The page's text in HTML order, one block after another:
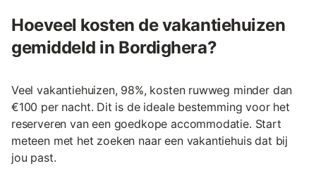
Hoeveel kosten de vakantiehuizen
gemiddeld in Bordighera?
Veel vakantiehuizen, 98%, kosten ruwweg minder dan
€100 per nacht. Dit is de ideale bestemming voor het
reserveren van een goedkope accommodatie. Start
meteen met het zoeken naar een vakantiehuis dat bij
jou past.